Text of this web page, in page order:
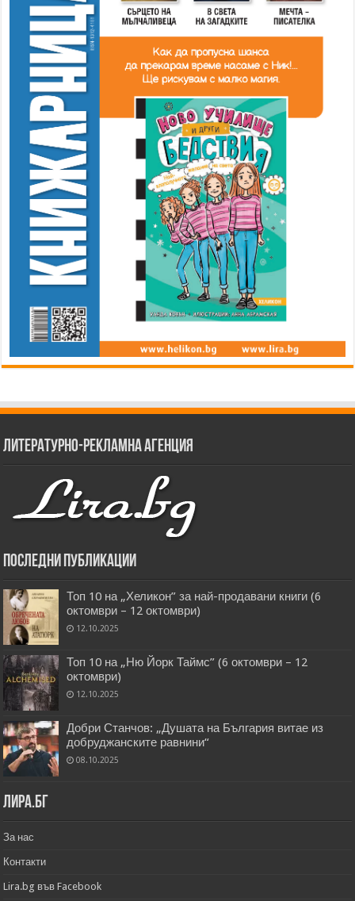
Литературно-рекламна агенция
Последни публикации
Топ 10 на „Хеликон” за най-продавани книги (6
октомври – 12 октомври)
12.10.2025
Топ 10 на „Ню Йорк Таймс” (6 октомври – 12
октомври)
12.10.2025
Добри Станчов: „Душата на България витае из
добруджанските равнини“
08.10.2025
Лира.бг
За нас
Контакти
Lira.bg във Facebook